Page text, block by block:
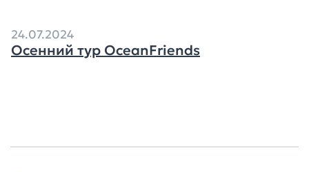
24.07.2024
Осенний тур OceanFriends